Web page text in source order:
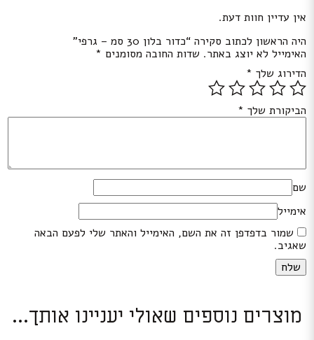
אין עדיין חוות דעת.
היה הראשון לכתוב סקירה “כדור בלון 30 סמ – גרפי”
האימייל לא יוצג באתר. שדות החובה מסומנים *
הדירוג שלך *
הביקורת שלך *
שם
אימייל
שמור בדפדפן זה את השם, האימייל והאתר שלי לפעם הבאה
שאגיב.
מוצרים נוספים שאולי יעניינו אותך...